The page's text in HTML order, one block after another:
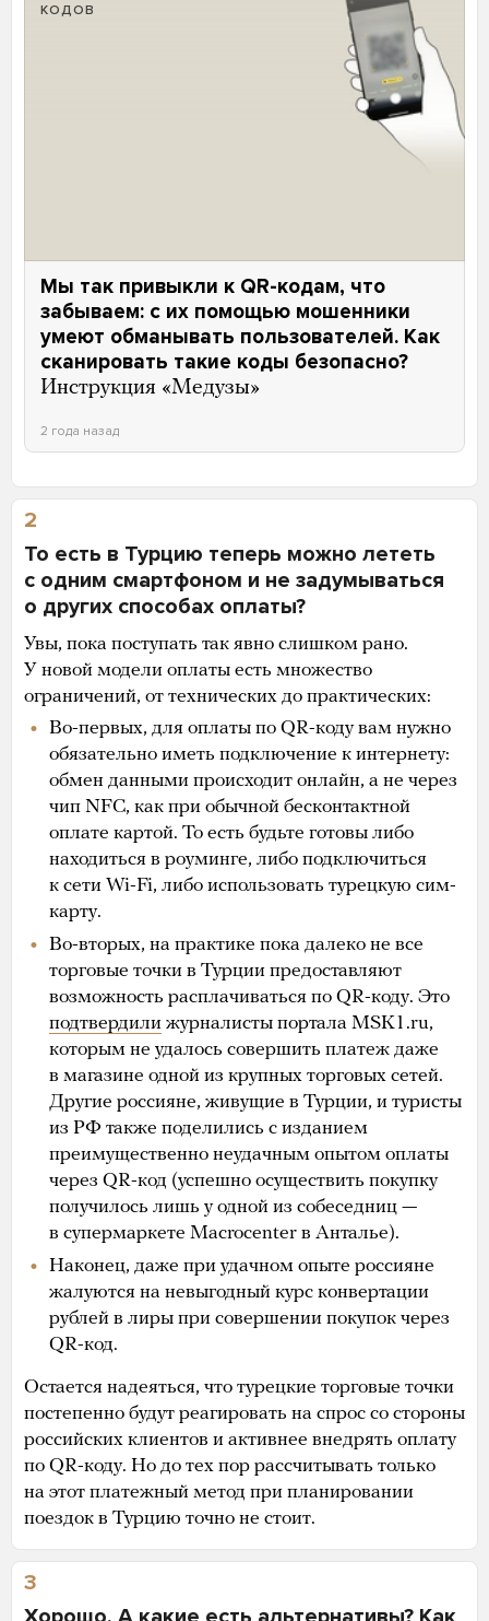
КОДОВ
Мы так привыкли к QR-кодам, что
забываем: с их помощью мошенники
умеют обманывать пользователей. Как
сканировать такие коды безопасно?
Инструкция «Медузы»
2 года назад
2
То есть в Турцию теперь можно лететь
с одним смартфоном и не задумываться
о других способах оплаты?
Увы, пока поступать так явно слишком рано.
У новой модели оплаты есть множество
ограничений, от технических до практических:
Во-первых, для оплаты по QR-коду вам нужно
обязательно иметь подключение к интернету:
обмен данными происходит онлайн, а не через
чип NFC, как при обычной бесконтактной
оплате картой. То есть будьте готовы либо
находиться в роуминге, либо подключиться
к сети Wi-Fi, либо использовать турецкую сим-
карту.
Во-вторых, на практике пока далеко не все
торговые точки в Турции предоставляют
возможность расплачиваться по QR-коду. Это
подтвердили журналисты портала MSK1.ru,
которым не удалось совершить платеж даже
в магазине одной из крупных торговых сетей.
Другие россияне, живущие в Турции, и туристы
из РФ также поделились с изданием
преимущественно неудачным опытом оплаты
через QR-код (успешно осуществить покупку
получилось лишь у одной из собеседниц —
в супермаркете Macrocenter в Анталье).
Наконец, даже при удачном опыте россияне
жалуются на невыгодный курс конвертации
рублей в лиры при совершении покупок через
QR-код.
Остается надеяться, что турецкие торговые точки
постепенно будут реагировать на спрос со стороны
российских клиентов и активнее внедрять оплату
по QR-коду. Но до тех пор рассчитывать только
на этот платежный метод при планировании
поездок в Турцию точно не стоит.
3